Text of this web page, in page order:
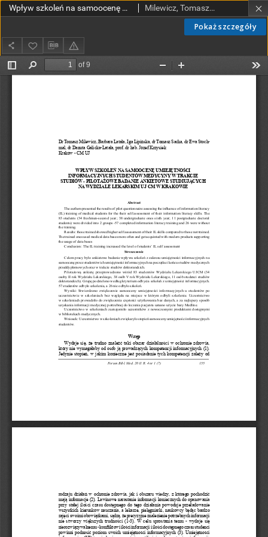
Pokaż szczegóły
Wpływ szkoleń na samoocenę umiejętności informacyjnych studentów medycyny w trakcie studiów - pilotażowe badanie ankietowe studiujących na Wydziale Lekarskim UJ CM w Krakowie Milewicz, Tomasz; Latała, Barbara; Lipińska, Iga; Sacha, Tomasz; Stochmal, Ewa; Pach, Dorota; Galicka-Latała, Danuta; Krzysiek, Józef